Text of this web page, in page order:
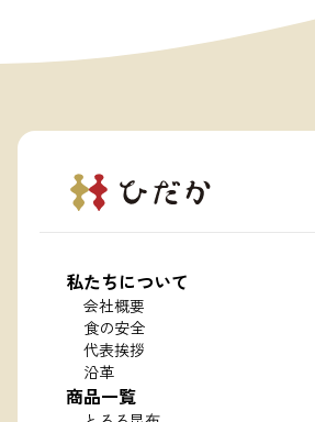
私たちについて
会社概要
食の安全
代表挨拶
沿革
商品一覧